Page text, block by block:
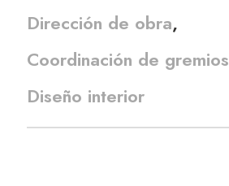
Dirección de obra
Coordinación de gremios
Diseño interior